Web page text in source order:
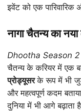
इवेंट को एक पारिवारिक
नागा चैतन्य का
Dhootha Season 2
चैतन्य के करियर में एक
प्रोड्यूसरके रूप में भी
और महत्वपूर्ण कदम
दुनिया में भी आगे बढ़ाता